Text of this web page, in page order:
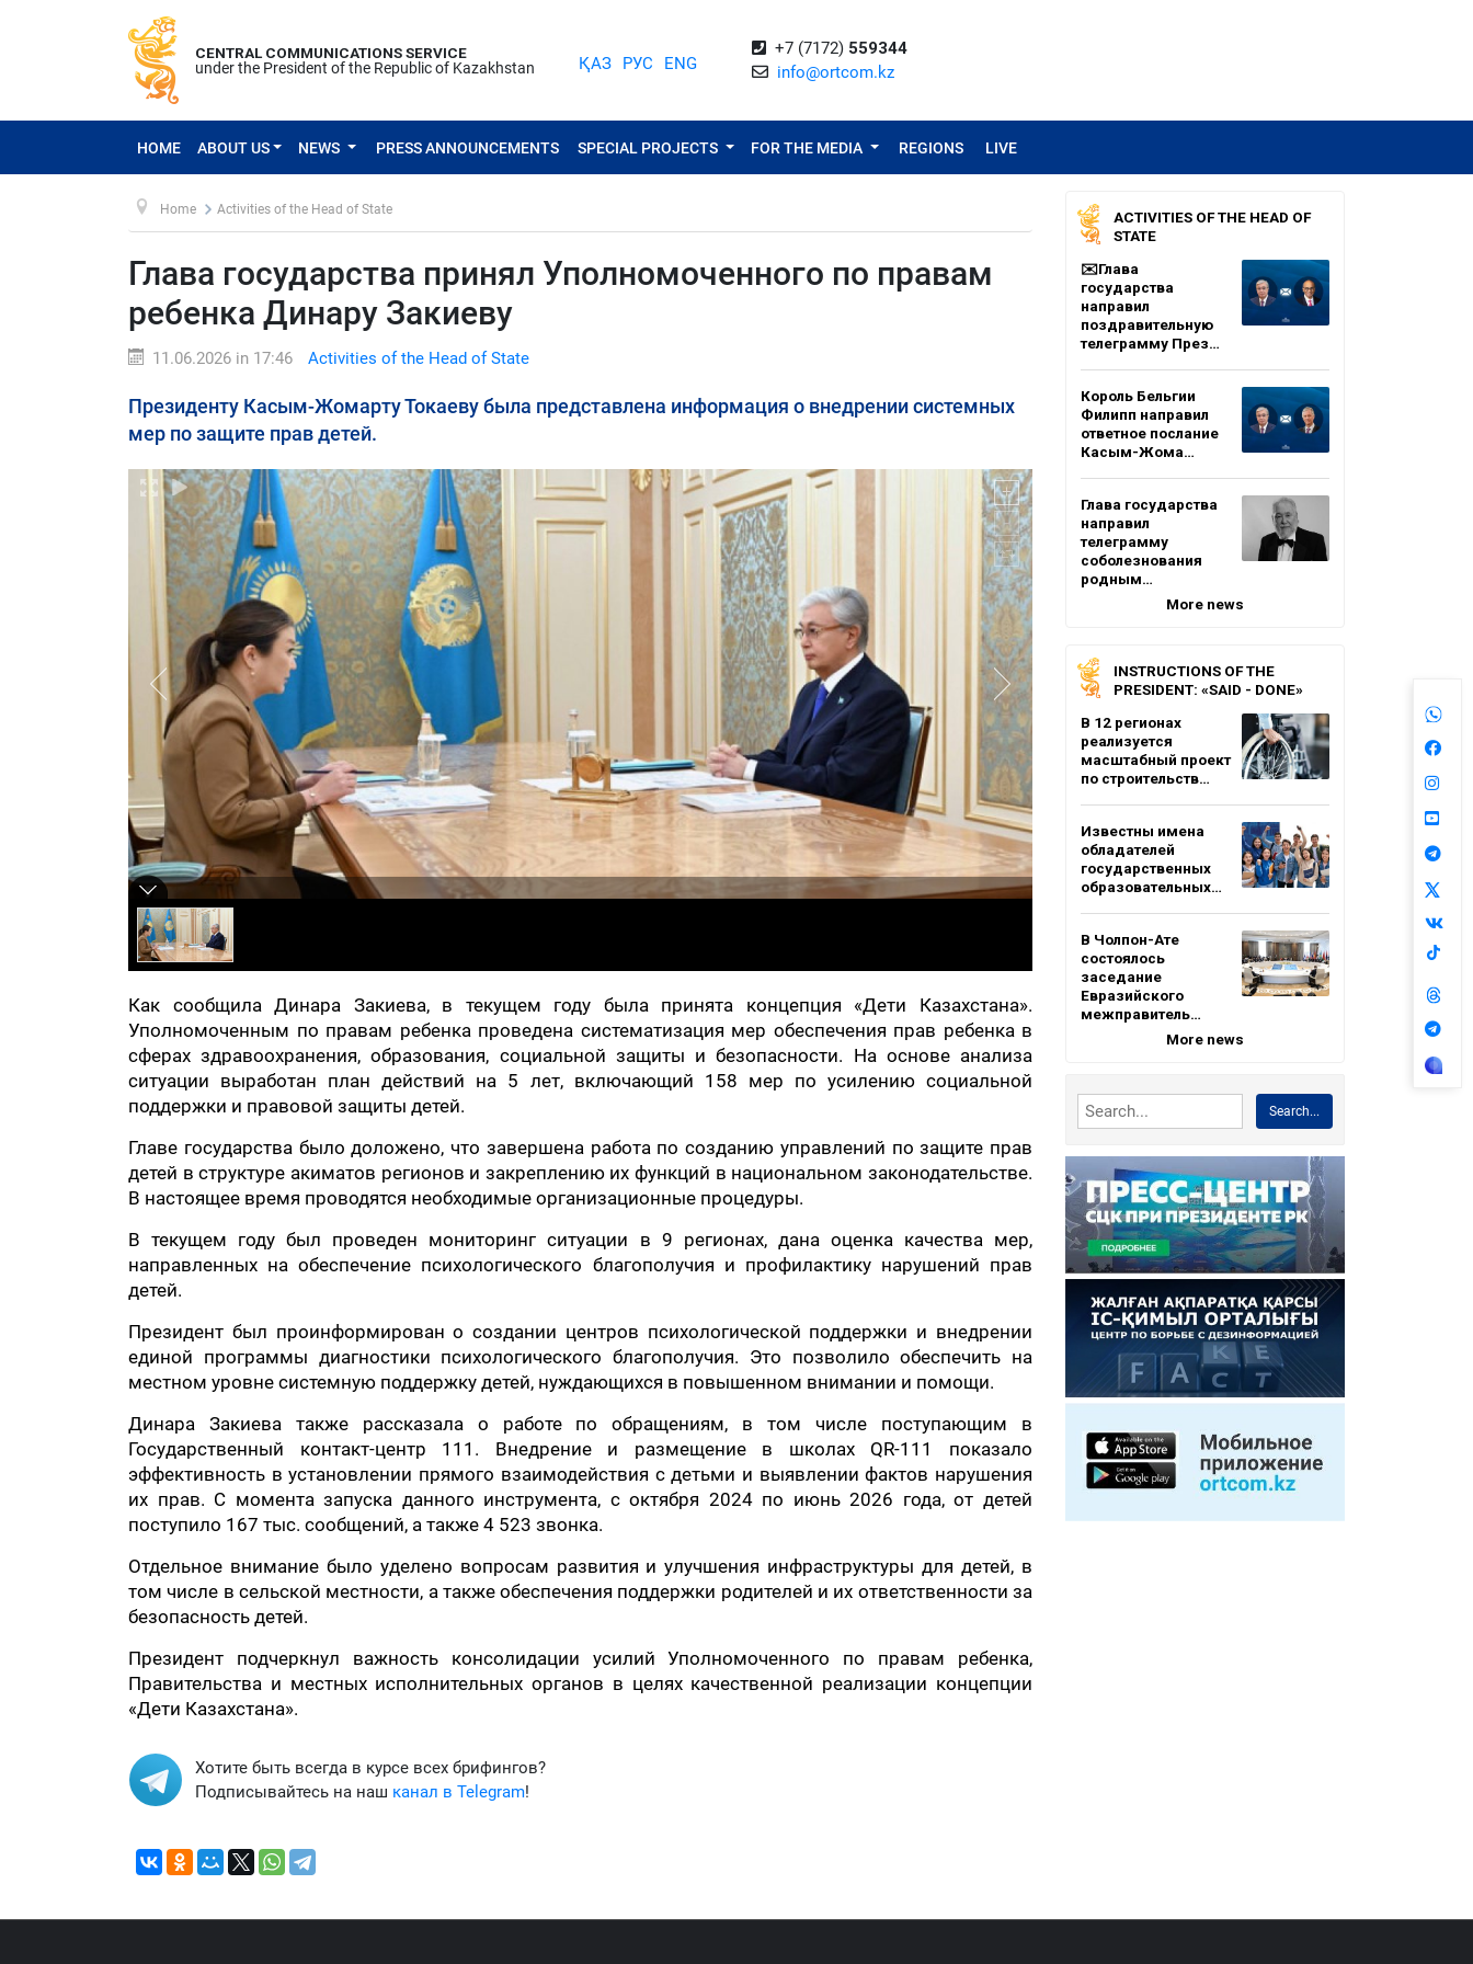
CENTRAL COMMUNICATIONS SERVICE
under the President of the Republic of Kazakhstan
ҚАЗ РУС ENG
+7 (7172) 559344
info@ortcom.kz
HOME ABOUT US NEWS PRESS ANNOUNCEMENTS SPECIAL PROJECTS FOR THE MEDIA REGIONS LIVE
Home Activities of the Head of State
Глава государства принял Уполномоченного по правам
ребенка Динару Закиеву
11.06.2026 in 17:46 Activities of the Head of State
Президенту Касым-Жомарту Токаеву была представлена информация о внедрении системных
мер по защите прав детей.
Как сообщила Динара Закиева, в текущем году была принята концепция «Дети Казахстана».
Уполномоченным по правам ребенка проведена систематизация мер обеспечения прав ребенка в
сферах здравоохранения, образования, социальной защиты и безопасности. На основе анализа
ситуации выработан план действий на 5 лет, включающий 158 мер по усилению социальной
поддержки и правовой защиты детей.
Главе государства было доложено, что завершена работа по созданию управлений по защите прав
детей в структуре акиматов регионов и закреплению их функций в национальном законодательстве.
В настоящее время проводятся необходимые организационные процедуры.
В текущем году был проведен мониторинг ситуации в 9 регионах, дана оценка качества мер,
направленных на обеспечение психологического благополучия и профилактику нарушений прав
детей.
Президент был проинформирован о создании центров психологической поддержки и внедрении
единой программы диагностики психологического благополучия. Это позволило обеспечить на
местном уровне системную поддержку детей, нуждающихся в повышенном внимании и помощи.
Динара Закиева также рассказала о работе по обращениям, в том числе поступающим в
Государственный контакт-центр 111. Внедрение и размещение в школах QR-111 показало
эффективность в установлении прямого взаимодействия с детьми и выявлении фактов нарушения
их прав. С момента запуска данного инструмента, с октября 2024 по июнь 2026 года, от детей
поступило 167 тыс. сообщений, а также 4 523 звонка.
Отдельное внимание было уделено вопросам развития и улучшения инфраструктуры для детей, в
том числе в сельской местности, а также обеспечения поддержки родителей и их ответственности за
безопасность детей.
Президент подчеркнул важность консолидации усилий Уполномоченного по правам ребенка,
Правительства и местных исполнительных органов в целях качественной реализации концепции
«Дети Казахстана».
Хотите быть всегда в курсе всех брифингов?
Подписывайтесь на наш канал в Telegram!
ACTIVITIES OF THE HEAD OF
STATE
✉️Глава
государства
направил
поздравительную
телеграмму През…
Король Бельгии
Филипп направил
ответное послание
Касым-Жома…
Глава государства
направил
телеграмму
соболезнования
родным…
More news
INSTRUCTIONS OF THE
PRESIDENT: «SAID - DONE»
В 12 регионах
реализуется
масштабный проект
по строительств…
Известны имена
обладателей
государственных
образовательных…
В Чолпон-Ате
состоялось
заседание
Евразийского
межправитель…
More news
Search...